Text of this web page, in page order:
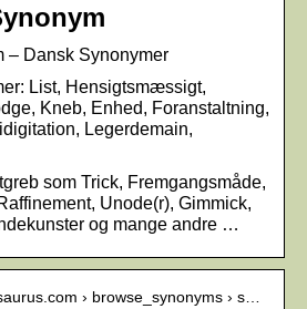
– Dansk Synonymer
List, Hensigtsmæssigt,
Kneb, Enhed, Foranstaltning,
Legerdemain,
som Trick, Fremgangsmåde,
Unode(r), Gimmick,
og mange andre …
› browse_synonyms › s…